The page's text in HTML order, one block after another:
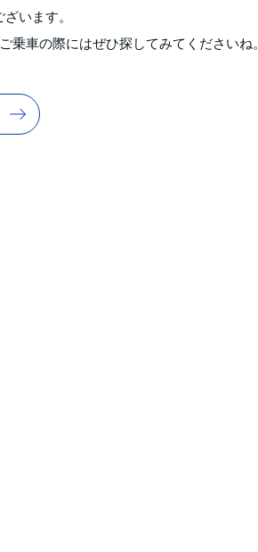
います。
車の際にはぜひ探してみてくださいね。